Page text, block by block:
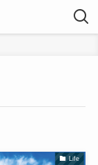
Life